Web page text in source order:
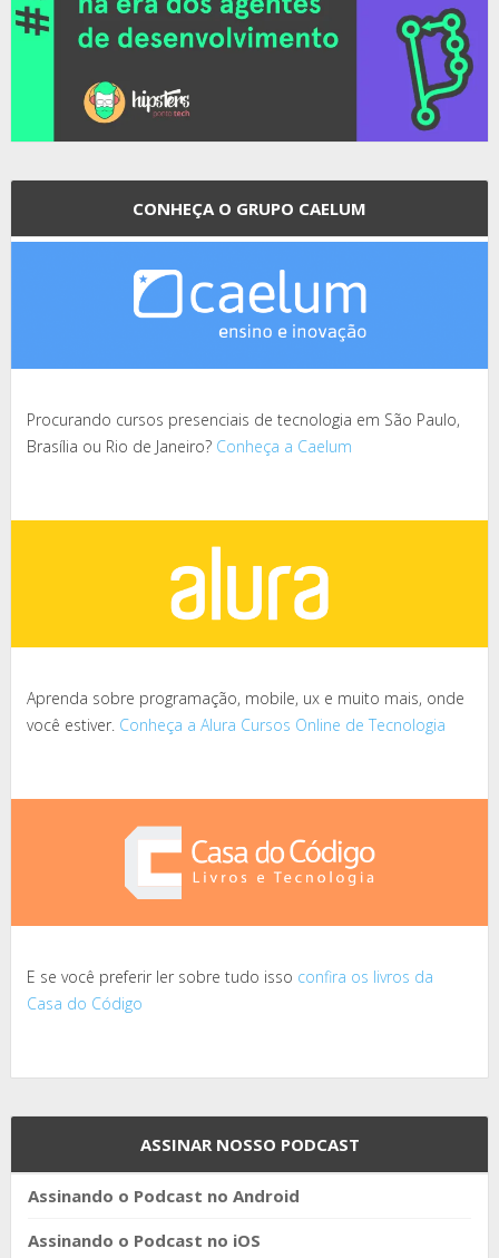
CONHEÇA O GRUPO CAELUM
Procurando cursos presenciais de tecnologia em São Paulo,
Brasília ou Rio de Janeiro? Conheça a Caelum
Aprenda sobre programação, mobile, ux e muito mais, onde
você estiver. Conheça a Alura Cursos Online de Tecnologia
E se você preferir ler sobre tudo isso confira os livros da
Casa do Código
ASSINAR NOSSO PODCAST
Assinando o Podcast no Android
Assinando o Podcast no iOS